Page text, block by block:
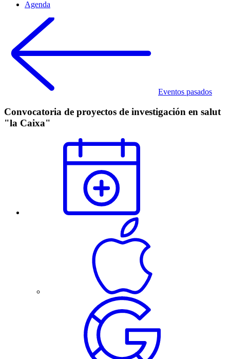
Agenda
Eventos pasados
Convocatoria de proyectos de investigación en salut
"la Caixa"